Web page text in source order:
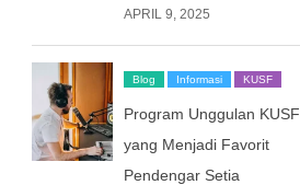
APRIL 9, 2025
Blog Informasi KUSF
Program Unggulan KUSF
yang Menjadi Favorit
Pendengar Setia